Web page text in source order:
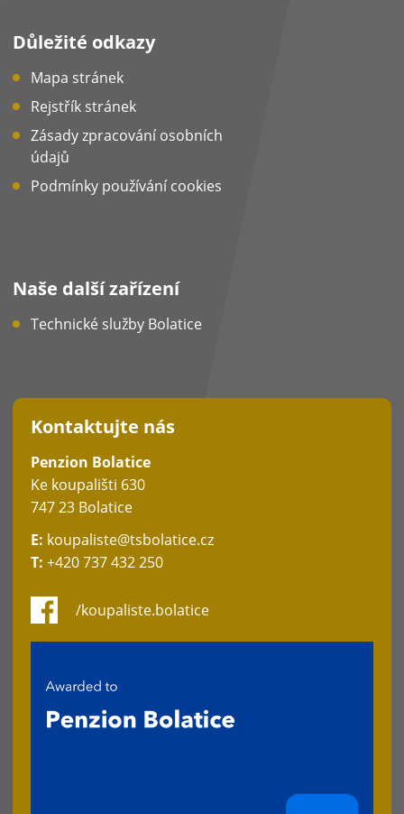
Důležité odkazy
Mapa stránek
Rejstřík stránek
Zásady zpracování osobních
údajů
Podmínky používání cookies
Naše další zařízení
Technické služby Bolatice
Kontaktujte nás
Penzion Bolatice
Ke koupališti 630
747 23 Bolatice
E: koupaliste@tsbolatice.cz
T: +420 737 432 250
/koupaliste.bolatice